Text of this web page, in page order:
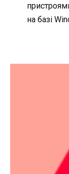
на базі